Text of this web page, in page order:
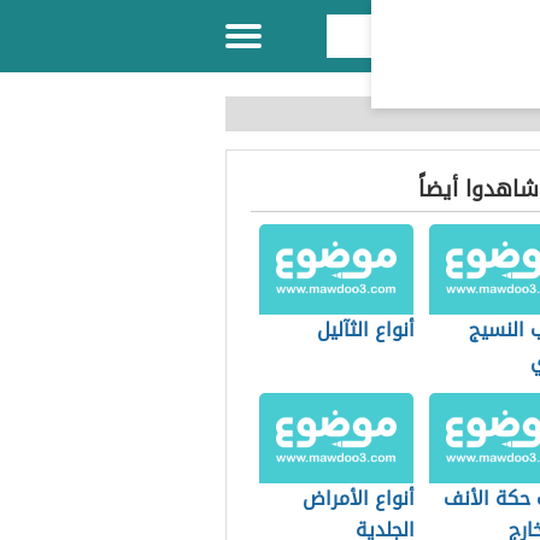
شاهدوا أيضاً
النسيج
أنواع الثآليل
حكة الأنف
أنواع الأمراض
الجلدية